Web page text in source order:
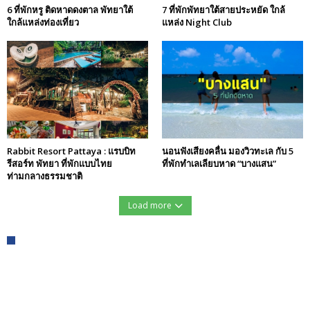
6 ที่พักหรู ติดหาดดงตาล พัทยาใต้
ใกล้แหล่งท่องเที่ยว
7 ที่พักพัทยาใต้สายประหยัด ใกล้
แหล่ง Night Club
Rabbit Resort Pattaya : แรบบิท
รีสอร์ท พัทยา ที่พักแบบไทย
ท่ามกลางธรรมชาติ
นอนฟังเสียงคลื่น มองวิวทะเล กับ 5
ที่พักทำเลเลียบหาด “บางแสน”
Load more